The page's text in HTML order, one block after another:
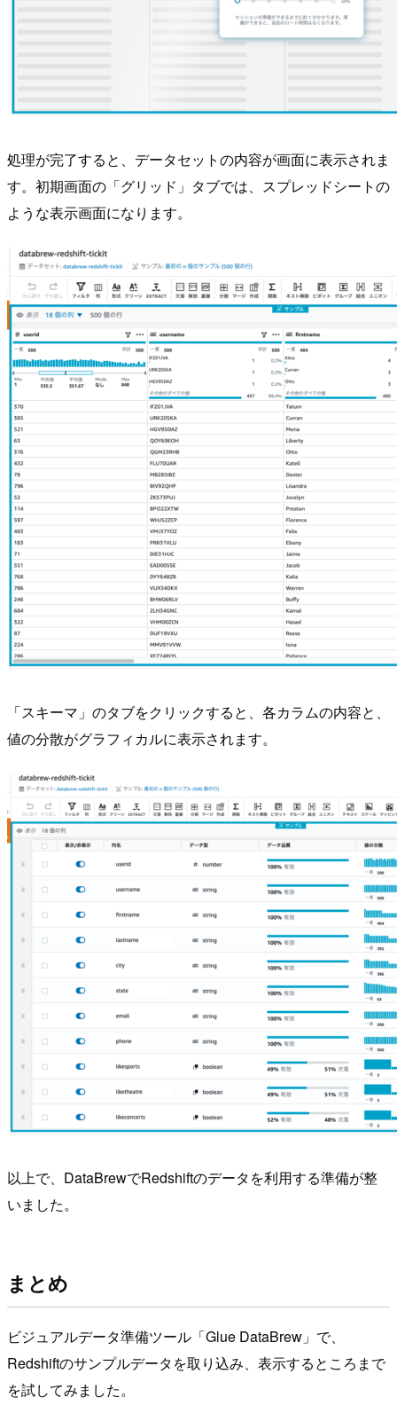
処理が完了すると、データセットの内容が画面に表示されま
す。初期画面の「グリッド」タブでは、スプレッドシートの
ような表示画面になります。
「スキーマ」のタブをクリックすると、各カラムの内容と、
値の分散がグラフィカルに表示されます。
以上で、DataBrewでRedshiftのデータを利用する準備が整
いました。
まとめ
ビジュアルデータ準備ツール「Glue DataBrew」で、
Redshiftのサンプルデータを取り込み、表示するところまで
を試してみました。